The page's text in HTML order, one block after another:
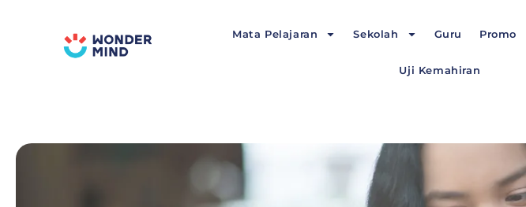
Mata Pelajaran Sekolah Guru Promo
Uji Kemahiran